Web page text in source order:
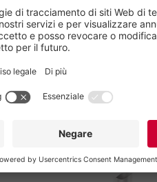
di protezione per la
dalla manutenzione
delle componenti soggette
efficienza operativa. In caso
tempo possibile. Sono
o guarnizioni.